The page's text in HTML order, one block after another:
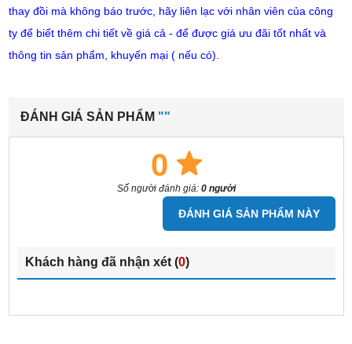
thay đồi mà không báo trước, hãy liên lạc với nhân viên của công
ty để biết thêm chi tiết về giá cả - để được giá ưu đãi tốt nhất và
thông tin sản phẩm, khuyến mại ( nếu có).
ĐÁNH GIÁ SẢN PHẨM ""
0
Số người đánh giá: 0 người
ĐÁNH GIÁ SẢN PHẨM NÀY
Khách hàng đã nhận xét (0)